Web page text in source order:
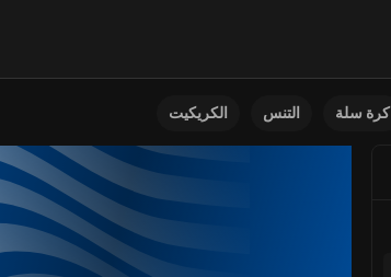
كرة سلة التنس الكريكيت